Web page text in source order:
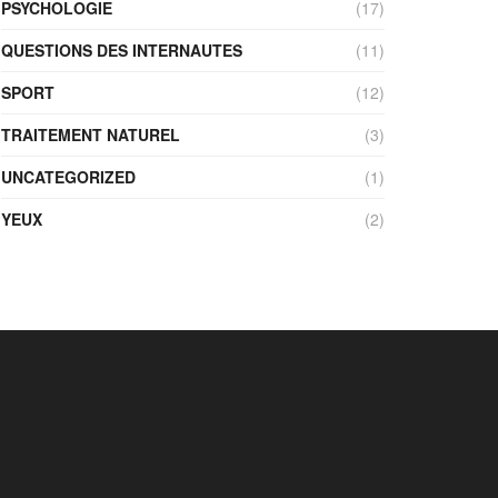
PSYCHOLOGIE
(17)
QUESTIONS DES INTERNAUTES
(11)
SPORT
(12)
TRAITEMENT NATUREL
(3)
UNCATEGORIZED
(1)
YEUX
(2)